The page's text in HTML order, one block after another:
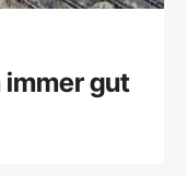
gut